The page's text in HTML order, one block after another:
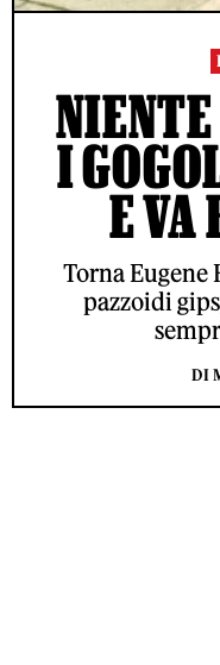
I
E VA
Torna Eugene
pazzoidi
DI